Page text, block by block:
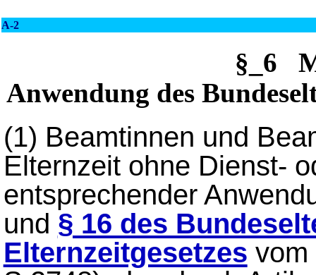
A-2
§_6
Anwendung des
(1) Beamtinnen und
Elternzeit ohne Dienst-
entsprechender
und § 16 des
Elternzeitgesetzes vom